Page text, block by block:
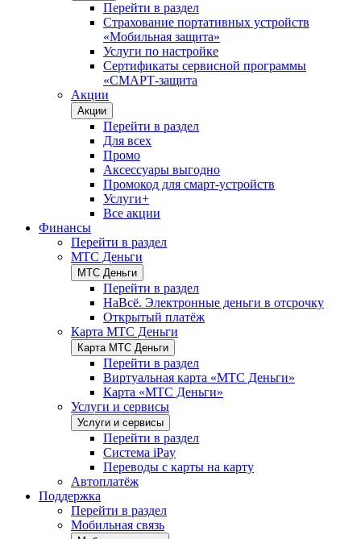
Перейти в раздел
Страхование портативных устройств
«Мобильная защита»
Услуги по настройке
Сертификаты сервисной программы
«СМАРТ-защита
Акции
Акции
Перейти в раздел
Для всех
Промо
Аксессуары выгодно
Промокод для смарт-устройств
Услуги+
Все акции
Финансы
Перейти в раздел
МТС Деньги
МТС Деньги
Перейти в раздел
НаВсё. Электронные деньги в отсрочку
Открытый платёж
Карта МТС Деньги
Карта МТС Деньги
Перейти в раздел
Виртуальная карта «МТС Деньги»
Карта «МТС Деньги»
Услуги и сервисы
Услуги и сервисы
Перейти в раздел
Система iPay
Переводы с карты на карту
Автоплатёж
Поддержка
Перейти в раздел
Мобильная связь